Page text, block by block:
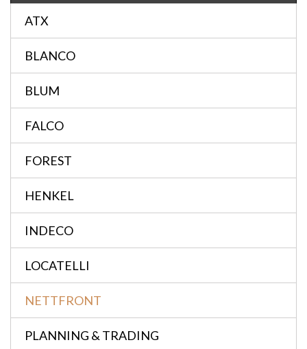
ATX
BLANCO
BLUM
FALCO
FOREST
HENKEL
INDECO
LOCATELLI
NETTFRONT
PLANNING & TRADING